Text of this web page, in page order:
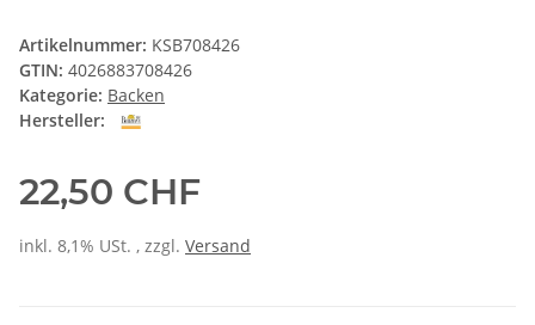
Artikelnummer: KSB708426
GTIN: 4026883708426
Kategorie: Backen
Hersteller:
22,50 CHF
inkl. 8,1% USt. , zzgl. Versand